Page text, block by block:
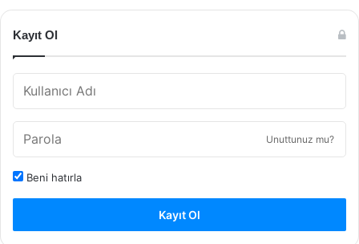
Kayıt Ol
Unuttunuz mu?
Beni hatırla
Kayıt Ol